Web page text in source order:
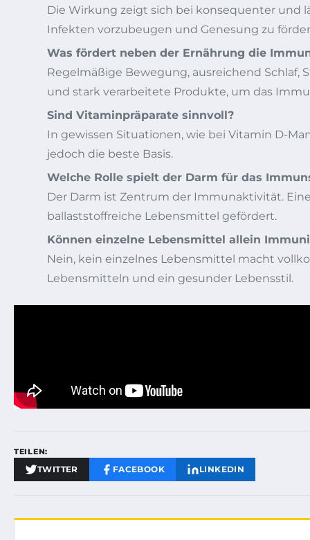
Die Wirkung zeigt sich bei konsequenter und
Infekten vorzubeugen und Genesung zu
Was fördert neben der Ernährung die
Regelmäßige Bewegung, ausreichend Schlaf,
und stark verarbeitete Produkte, um das
Sind Vitaminpräparate sinnvoll?
In gewissen Situationen, wie bei Vitamin D-
jedoch die beste Basis.
Welche Rolle spielt der Darm für das
Der Darm ist Zentrum der Immunaktivität.
ballaststoffreiche Lebensmittel gefördert.
Können einzelne Lebensmittel allein
Nein, kein einzelnes Lebensmittel macht
Lebensmitteln und ein gesunder Lebensstil.
TEILEN:
TWITTER FACEBOOK LINKEDIN